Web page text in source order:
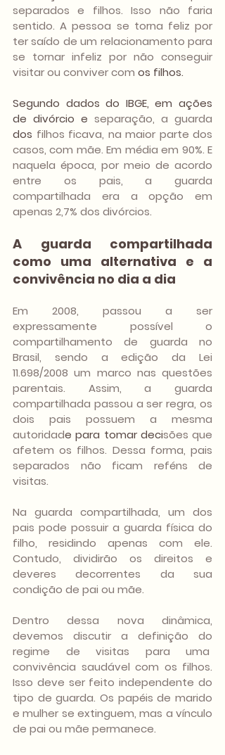
separados e filhos. Isso não faria
sentido. A pessoa se torna feliz por
ter saído de um relacionamento para
se tornar infeliz por não conseguir
visitar ou conviver com os filhos.
Segundo dados do IBGE, em ações
de divórcio e separação, a guarda
dos filhos ficava, na maior parte dos
casos, com mãe. Em média em 90%. E
naquela época, por meio de acordo
entre os pais, a guarda
compartilhada era a opção em
apenas 2,7% dos divórcios.
A guarda compartilhada
como uma alternativa e a
convivência no dia a dia
Em 2008, passou a ser
expressamente possível o
compartilhamento de guarda no
Brasil, sendo a edição da Lei
11.698/2008 um marco nas questões
parentais. Assim, a guarda
compartilhada passou a ser regra, os
dois pais possuem a mesma
autoridade para tomar decisões que
afetem os filhos. Dessa forma, pais
separados não ficam reféns de
visitas.
Na guarda compartilhada, um dos
pais pode possuir a guarda física do
filho, residindo apenas com ele.
Contudo, dividirão os direitos e
deveres decorrentes da sua
condição de pai ou mãe.
Dentro dessa nova dinâmica,
devemos discutir a definição do
regime de visitas para uma
convivência saudável com os filhos.
Isso deve ser feito independente do
tipo de guarda. Os papéis de marido
e mulher se extinguem, mas a vínculo
de pai ou mãe permanece.